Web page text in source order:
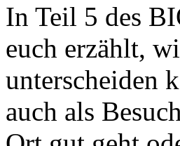
In Teil 5 des
euch erzählt,
unterscheiden
auch als